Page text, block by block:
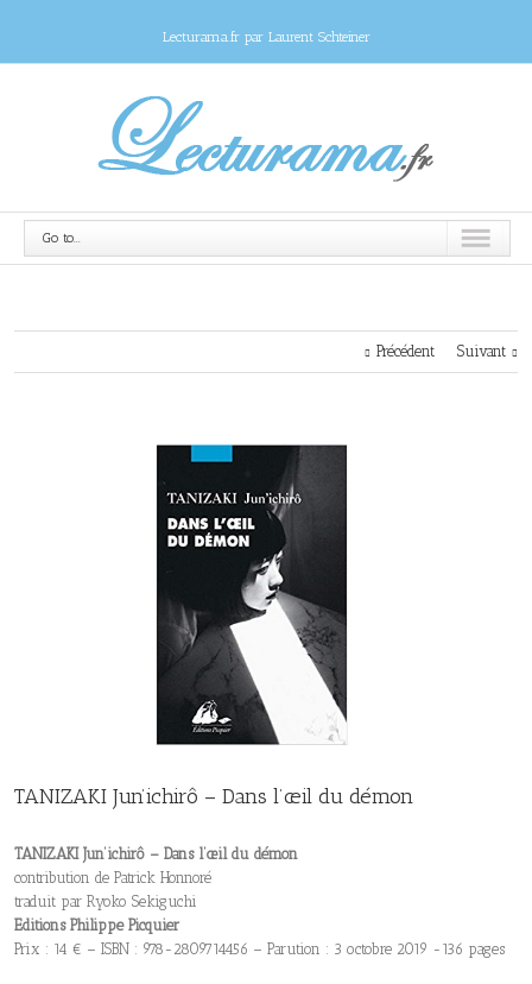
Lecturama.fr par Laurent Schteiner
Go to...
Précédent Suivant
TANIZAKI Jun’ichirô – Dans l’œil du démon
TANIZAKI Jun’ichirô – Dans l’œil du démon
contribution de Patrick Honnoré
traduit par Ryoko Sekiguchi
Editions Philippe Picquier
Prix : 14 € – ISBN : 978-2809714456 – Parution : 3 octobre 2019 -136 pages